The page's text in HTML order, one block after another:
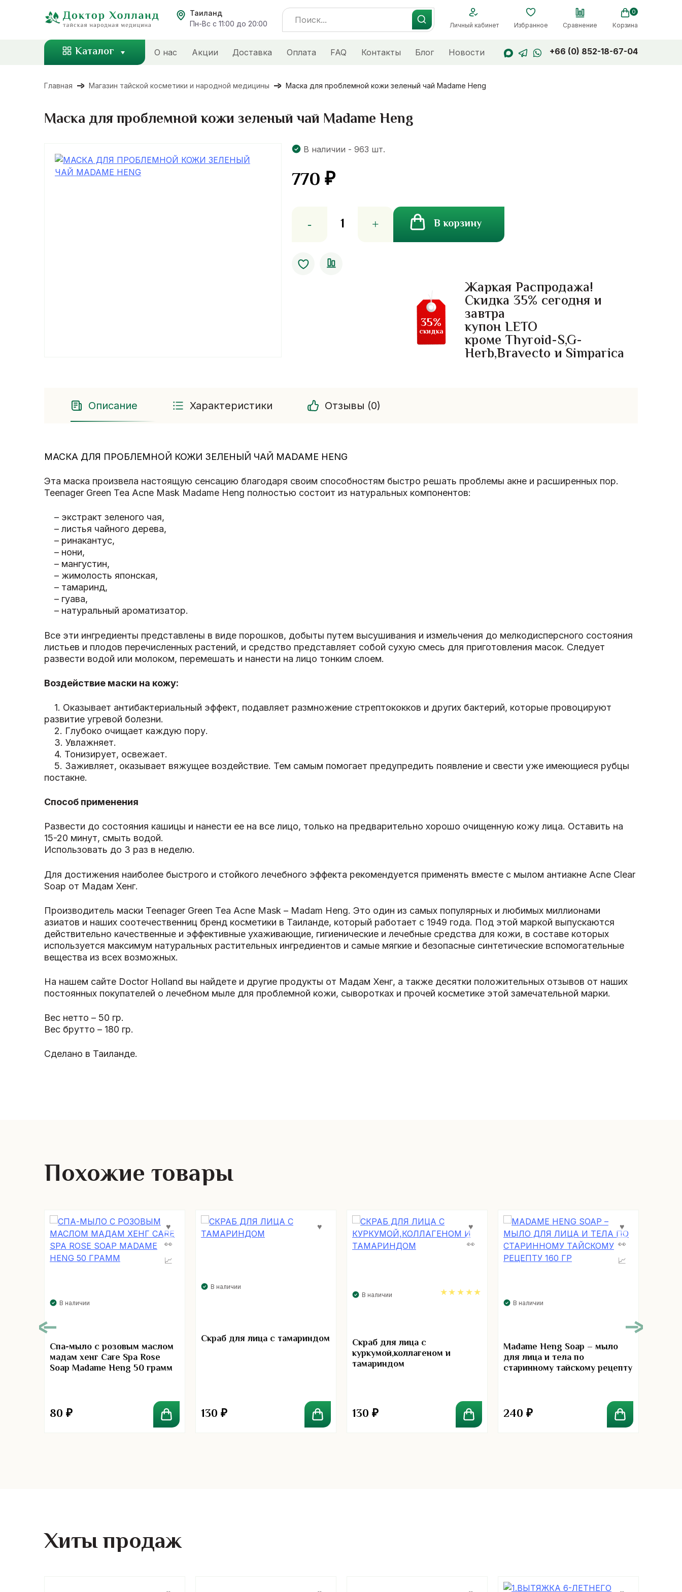
Таиланд
Пн-Вс с 11:00 до 20:00
Search
for:
Личный кабинет Избранное Сравнение
0
Корзина
Каталог О нас Акции Доставка Оплата FAQ Контакты Блог Новости +66 (0) 852-18-67-04
Главная Магазин тайской косметики и народной медицины Маска для проблемной кожи зеленый чай Madame Heng
Маска для проблемной кожи зеленый чай Madame Heng
В наличии - 963 шт.
770₽
товара
проблемной
В корзину
Жаркая Распродажа!
Скидка 35% сегодня и
завтра
купон LETO
кроме Thyroid-S,G-
Herb,Bravecto и Simparica
35%
скидка
Описание Характеристики Отзывы (0)
МАСКА ДЛЯ ПРОБЛЕМНОЙ КОЖИ ЗЕЛЕНЫЙ ЧАЙ MADAME HENG
Эта маска произвела настоящую сенсацию благодаря своим способностям быстро решать проблемы акне и расширенных пор.
Teenager Green Tea Acne Mask Madame Heng полностью состоит из натуральных компонентов:
– экстракт зеленого чая,
– листья чайного дерева,
– ринакантус,
– нони,
– мангустин,
– жимолость японская,
– тамаринд,
– гуава,
– натуральный ароматизатор.
Все эти ингредиенты представлены в виде порошков, добыты путем высушивания и измельчения до мелкодисперсного состояния
листьев и плодов перечисленных растений, и средство представляет собой сухую смесь для приготовления масок. Следует
развести водой или молоком, перемешать и нанести на лицо тонким слоем.
Воздействие маски на кожу:
1. Оказывает антибактериальный эффект, подавляет размножение стрептококков и других бактерий, которые провоцируют
развитие угревой болезни.
2. Глубоко очищает каждую пору.
3. Увлажняет.
4. Тонизирует, освежает.
5. Заживляет, оказывает вяжущее воздействие. Тем самым помогает предупредить появление и свести уже имеющиеся рубцы
постакне.
Способ применения
Развести до состояния кашицы и нанести ее на все лицо, только на предварительно хорошо очищенную кожу лица. Оставить на
15-20 минут, смыть водой.
Использовать до 3 раз в неделю.
Для достижения наиболее быстрого и стойкого лечебного эффекта рекомендуется применять вместе с мылом антиакне Acne Clear
Soap от Мадам Хенг.
Производитель маски Teenager Green Tea Acne Mask – Madam Heng. Это один из самых популярных и любимых миллионами
азиатов и наших соотечественниц бренд косметики в Таиланде, который работает с 1949 года. Под этой маркой выпускаются
действительно качественные и эффективные ухаживающие, гигиенические и лечебные средства для кожи, в составе которых
используется максимум натуральных растительных ингредиентов и самые мягкие и безопасные синтетические вспомогательные
вещества из всех возможных.
На нашем сайте Doctor Holland вы найдете и другие продукты от Мадам Хенг, а также десятки положительных отзывов от наших
постоянных покупателей о лечебном мыле для проблемной кожи, сыворотках и прочей косметике этой замечательной марки.
Вес нетто – 50 гр.
Вес брутто – 180 гр.
Сделано в Таиланде.
Похожие товары
В наличии
Спа-мыло с розовым маслом
мадам хенг Care Spa Rose
Soap Madame Heng 50 грамм
80 ₽
В наличии
Скраб для лица с тамариндом
130 ₽
В наличии
Скраб для лица с
куркумой,коллагеном и
тамариндом
130 ₽
В наличии
Madame Heng Soap – мыло
для лица и тела по
старинному тайскому рецепту
240 ₽
Хиты продаж